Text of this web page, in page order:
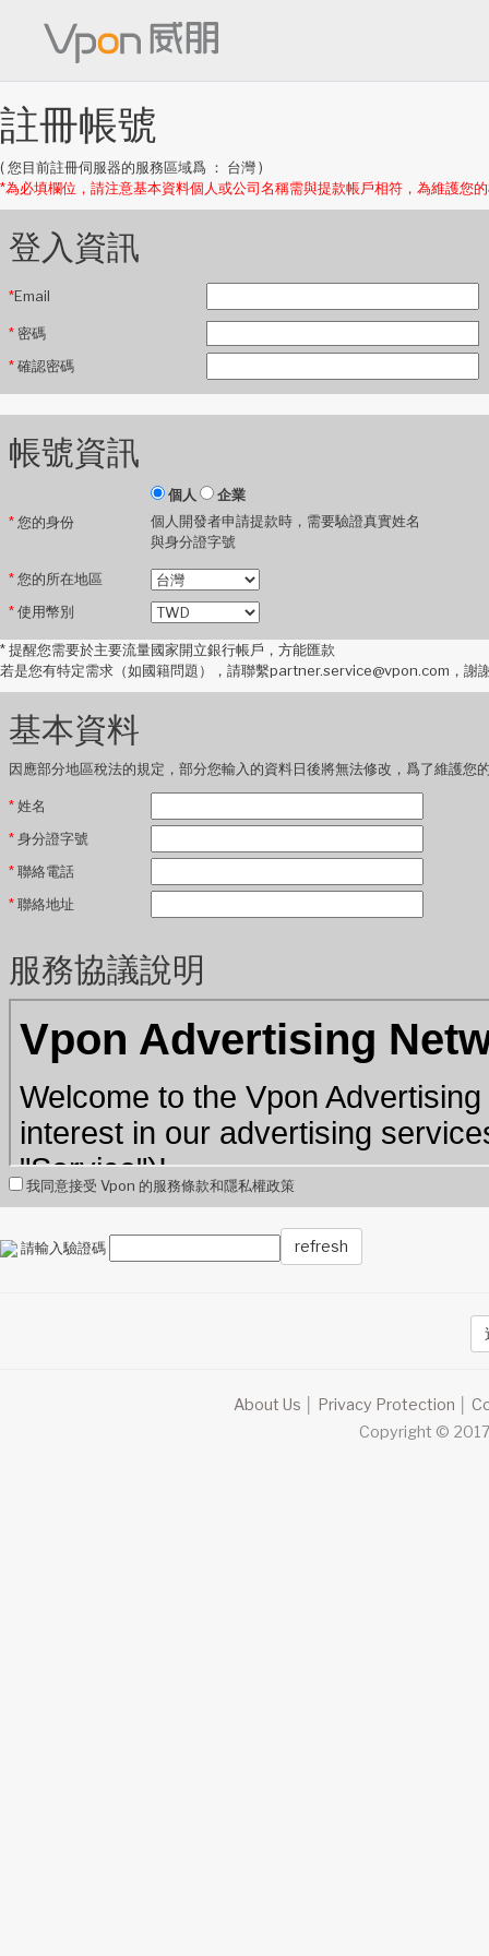
註冊帳號
( 您目前註冊伺服器的服務區域爲 ： 台灣 )
*為必填欄位，請注意基本資料個人或公司名稱需與提款帳戶相符，為維護您
登入資訊
*Email
* 密碼
*確認密碼
帳號資訊
*您的身份
個人
企業
個人開發者申請提款時，需要驗證真實姓名
與身分證字號
*您的所在地區
*使用幣別
*提醒您需要於主要流量國家開立銀行帳戶，方能匯款
若是您有特定需求（如國籍問題），請聯繫partner.service@vpon.com，謝
基本資料
因應部分地區稅法的規定，部分您輸入的資料日後將無法修改，爲了維護您
*姓名
*身分證字號
*聯絡電話
*聯絡地址
服務協議說明
我同意接受 Vpon 的服務條款和隱私權政策
請輸入驗證碼 refresh
About Us Privacy Protection
Copyright ©